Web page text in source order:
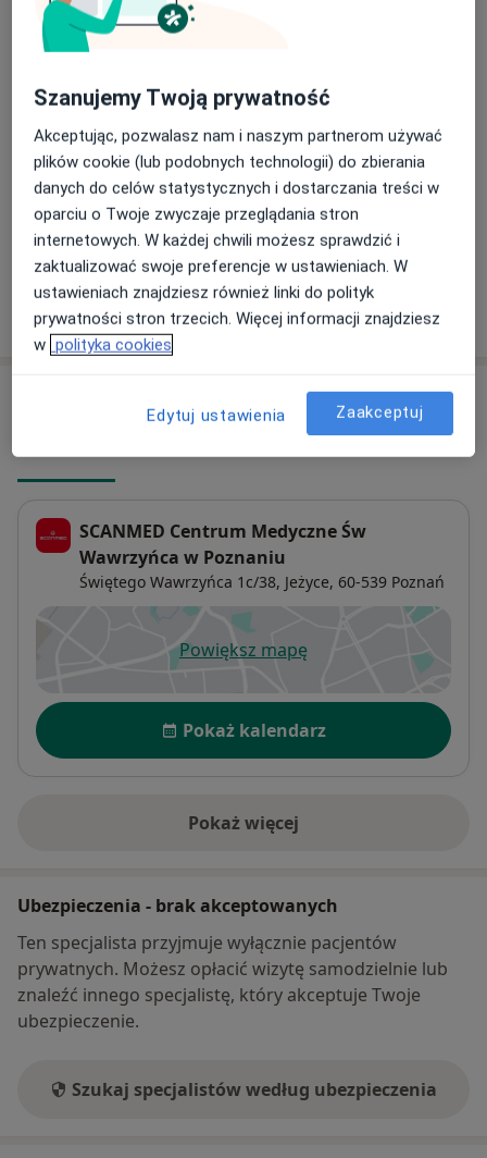
Konsultacja ginekologiczna + USG
280 zł - 300 zł
350 zł Szczegóły
Szczepienie przeciw HPV
750 zł Szczegóły
W jaki sposób ustalane są ceny?
SCANMED Centrum Medyczne Św
Wawrzyńca w Poznaniu
Świętego Wawrzyńca 1c/38, Jeżyce, 60-539 Poznań
Powiększ mapęotwiera się w nowej karcie
Dostępność
Pokaż kalendarz
Pokaż więcej
o adresie
Ubezpieczenia - brak akceptowanych
Ten specjalista przyjmuje wyłącznie pacjentów
prywatnych. Możesz opłacić wizytę samodzielnie lub
znaleźć innego specjalistę, który akceptuje Twoje
ubezpieczenie.
Szukaj specjalistów według ubezpieczenia
Szanujemy Twoją prywatność
Akceptując, pozwalasz nam i naszym partnerom używać
plików cookie (lub podobnych technologii) do zbierania
danych do celów statystycznych i dostarczania treści w
oparciu o Twoje zwyczaje przeglądania stron
internetowych. W każdej chwili możesz sprawdzić i
zaktualizować swoje preferencje w ustawieniach. W
ustawieniach znajdziesz również linki do polityk
prywatności stron trzecich. Więcej informacji znajdziesz
w polityka cookies
Edytuj ustawienia Zaakceptuj